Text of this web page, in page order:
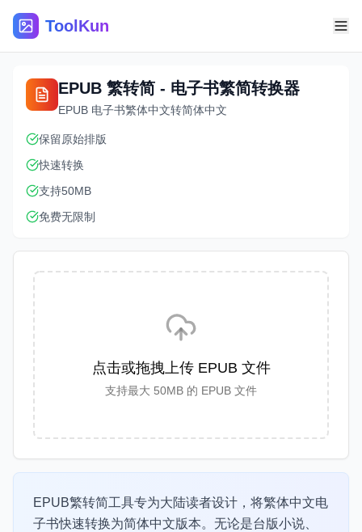
ToolKun
EPUB 繁转简 - 电子书繁简转换器
EPUB 电子书繁体中文转简体中文
保留原始排版
快速转换
支持50MB
免费无限制
点击或拖拽上传 EPUB 文件
支持最大 50MB 的 EPUB 文件
EPUB繁转简工具专为大陆读者设计，将繁体中文电
子书快速转换为简体中文版本。无论是台版小说、